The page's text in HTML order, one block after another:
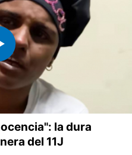
la dura
del 11J